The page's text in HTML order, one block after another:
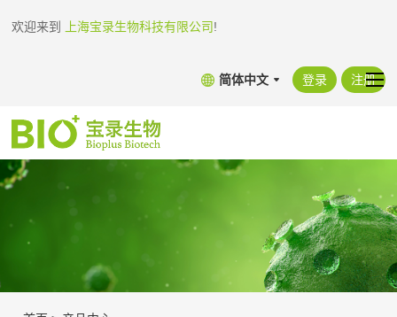
欢迎来到 上海宝录生物科技有限公司!
简体中文 登录 注册